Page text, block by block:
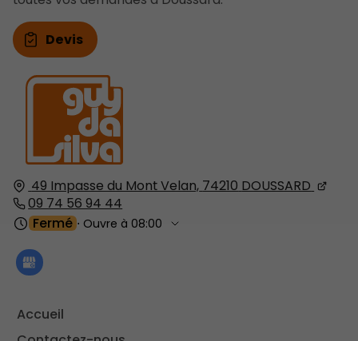
49 Impasse du Mont Velan, 74210 DOUSSARD
09 74 56 94 44
Fermé ⋅ Ouvre à 08:00
Accueil
Devis